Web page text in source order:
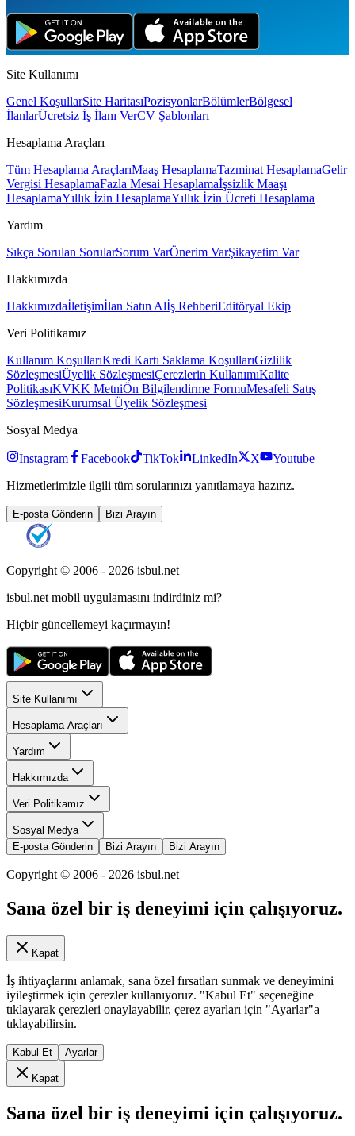
Site Kullanımı
Genel KoşullarSite HaritasıPozisyonlarBölümlerBölgesel
İlanlarÜcretsiz İş İlanı VerCV Şablonları
Hesaplama Araçları
Tüm Hesaplama AraçlarıMaaş HesaplamaTazminat HesaplamaGelir
Vergisi HesaplamaFazla Mesai Hesaplamaİşsizlik Maaşı
HesaplamaYıllık İzin HesaplamaYıllık İzin Ücreti Hesaplama
Yardım
Sıkça Sorulan SorularSorum VarÖnerim VarŞikayetim Var
Hakkımızda
Hakkımızdaİletişimİlan Satın Alİş RehberiEditöryal Ekip
Veri Politikamız
Kullanım KoşullarıKredi Kartı Saklama KoşullarıGizlilik
SözleşmesiÜyelik SözleşmesiÇerezlerin KullanımıKalite
PolitikasıKVKK MetniÖn Bilgilendirme FormuMesafeli Satış
SözleşmesiKurumsal Üyelik Sözleşmesi
Sosyal Medya
Instagram Facebook TikTok LinkedIn X
Youtube
Hizmetlerimizle ilgili tüm sorularınızı yanıtlamaya hazırız.
E-posta Gönderin Bizi Arayın
Copyright © 2006 - 2026 isbul.net
isbul.net mobil uygulamasını indirdiniz mi?
Hiçbir güncellemeyi kaçırmayın!
Site Kullanımı
Hesaplama Araçları
Yardım
Hakkımızda
Veri Politikamız
Sosyal Medya
E-posta Gönderin
Bizi Arayın Bizi Arayın
Copyright © 2006 - 2026 isbul.net
Sana özel bir iş deneyimi için çalışıyoruz.
Kapat
İş ihtiyaçlarını anlamak, sana özel fırsatları sunmak ve deneyimini
iyileştirmek için çerezler kullanıyoruz. "Kabul Et" seçeneğine
tıklayarak çerezleri onaylayabilir, çerez ayarları için "Ayarlar"a
tıklayabilirsin.
Kabul Et Ayarlar
Kapat
Sana özel bir iş deneyimi için çalışıyoruz.